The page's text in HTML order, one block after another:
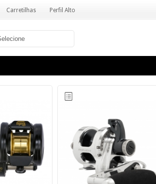
Carretilhas Perfil Alto